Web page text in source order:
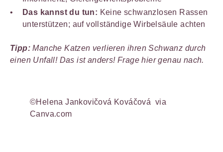
Das kannst du tun: Keine schwanzlosen Rassen
unterstützen; auf vollständige Wirbelsäule achten
Tipp:Manche Katzen verlieren ihren Schwanz durch
einen Unfall! Das ist anders! Frage hier genau nach.
©Helena Jankovičová Kováčová via
Canva.com